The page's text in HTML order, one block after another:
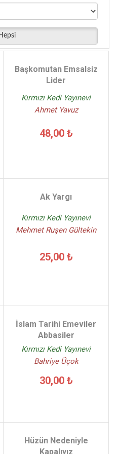
Başkomutan Emsalsiz
Lider
Kırmızı Kedi Yayınevi
Ahmet Yavuz
48,00 ₺
Ak Yargı
Kırmızı Kedi Yayınevi
Mehmet Ruşen Gültekin
25,00 ₺
İslam Tarihi Emeviler
Abbasiler
Kırmızı Kedi Yayınevi
Bahriye Üçok
30,00 ₺
Hüzün Nedeniyle
Kapalıyız